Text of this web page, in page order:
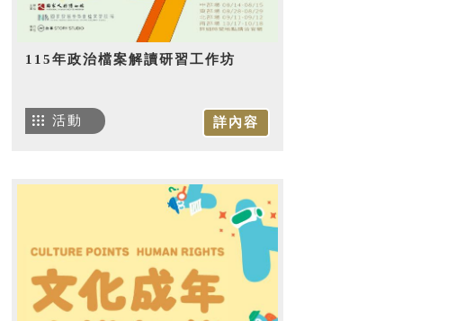
115年政治檔案解讀研習工作坊
詳內容
活動